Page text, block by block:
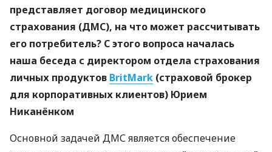
представляет договор медицинского
страхования (ДМС), на что может рассчитывать
его потребитель? С этого вопроса началась
наша беседа с директором отдела страхования
личных продуктов BritMark (страховой брокер
для корпоративных клиентов) Юрием
Никанёнком
Основной задачей ДМС является обеспечение